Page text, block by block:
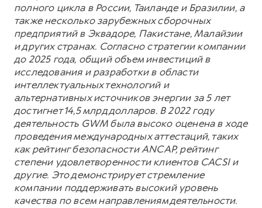
полного цикла в России, Таиланде и Бразилии, а
также несколько зарубежных сборочных
предприятий в Эквадоре, Пакистане, Малайзии
и других странах. Согласно стратегии компании
до 2025 года, общий объем инвестиций в
исследования и разработки в области
интеллектуальных технологий и
альтернативных источников энергии за 5 лет
достигнет 14,5 млрд долларов. В 2022 году
деятельность GWM была высоко оценена в ходе
проведения международных аттестаций, таких
как рейтинг безопасности ANCAP, рейтинг
степени удовлетворенности клиентов CACSI и
другие. Это демонстрирует стремление
компании поддерживать высокий уровень
качества по всем направлениям деятельности.